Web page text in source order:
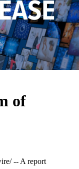
of
-- A report